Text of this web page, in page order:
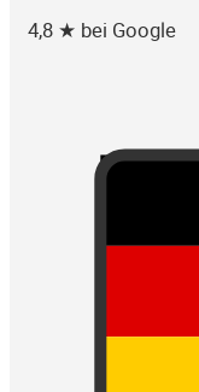
4,8 ★ bei Google